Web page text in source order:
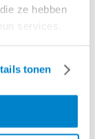
ze hebben
services.
tonen